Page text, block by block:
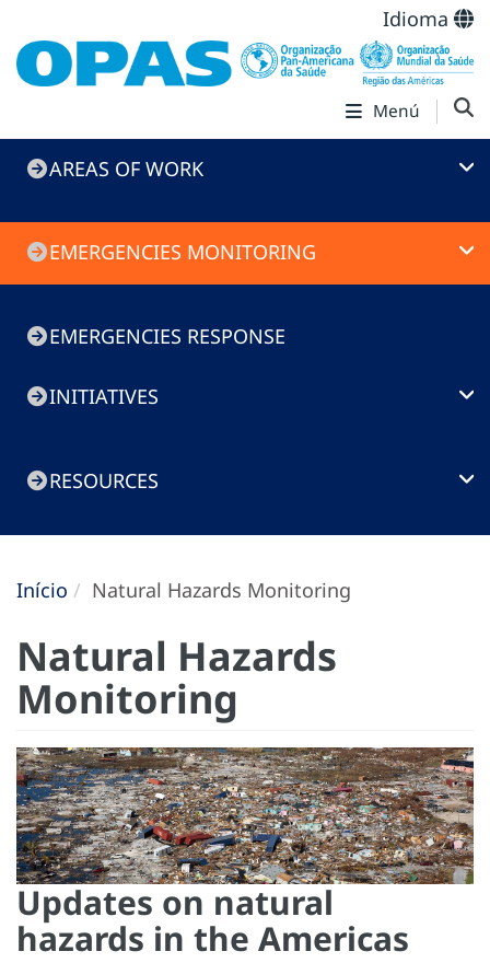
Idioma
Menú
Emergencies
menu
AREAS OF WORK
EMERGENCIES MONITORING
EMERGENCIES RESPONSE
INITIATIVES
RESOURCES
Início Natural Hazards Monitoring
Natural Hazards
Monitoring
Updates on natural
hazards in the Americas